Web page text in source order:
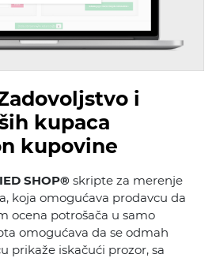
i
kupaca
kupovine
SHOP® skripte za merenje
koja omogućava prodavcu da
ocena potrošača u samo
omogućava da se odmah
prikaže iskačući prozor, sa